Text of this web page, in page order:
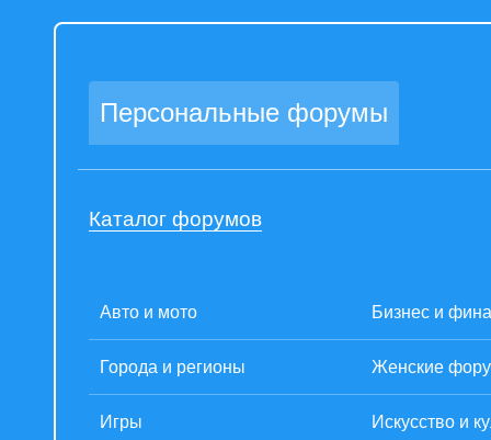
Персональные форумы
Каталог форумов
Авто и мото Бизнес и
Города и регионы Женские
Игры Искусство и